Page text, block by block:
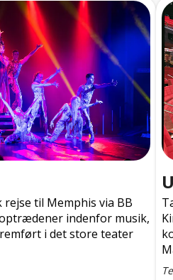
rejse til Memphis via BB
indenfor musik,
i det store teater